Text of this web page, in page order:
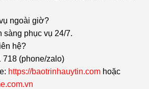
ngoài giờ?
sàng phục vụ 24/7.
hệ?
718 (phone/zalo)
https://baotrinhauytin.comhoặc